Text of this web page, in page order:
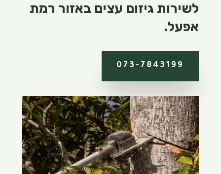
לשירות גיזום עצים באזור רמת
אפעל.
073-7843199